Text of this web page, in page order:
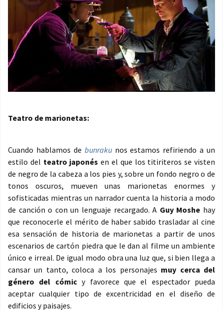
Teatro de marionetas:
Cuando hablamos de bunraku nos estamos refiriendo a un
estilo del teatro japonés en el que los titiriteros se visten
de negro de la cabeza a los pies y, sobre un fondo negro o de
tonos oscuros, mueven unas marionetas enormes y
sofisticadas mientras un narrador cuenta la historia a modo
de canción o con un lenguaje recargado. A Guy Moshe hay
que reconocerle el mérito de haber sabido trasladar al cine
esa sensación de historia de marionetas a partir de unos
escenarios de cartón piedra que le dan al filme un ambiente
único e irreal. De igual modo obra una luz que, si bien llega a
cansar un tanto, coloca a los personajes muy cerca del
género del cómicy favorece que el espectador pueda
aceptar cualquier tipo de excentricidad en el diseño de
edificios y paisajes.